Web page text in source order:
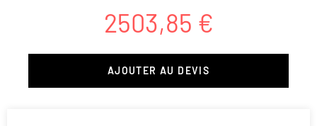
2503,85 €
AJOUTER AU DEVIS